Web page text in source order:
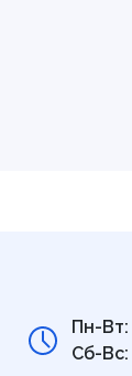
Пн-Вт:
Сб-Вс: